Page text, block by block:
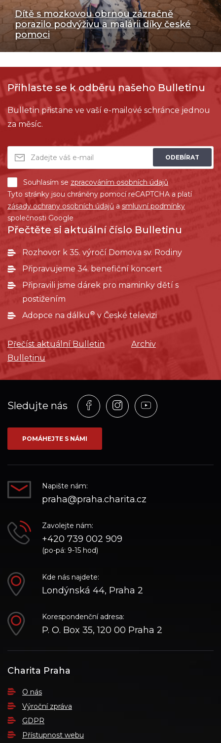
Dítě s mozkovou obrnou zázračně
porazilo podvýživu a malárii díky české
pomoci
Přihlaste se k odběru našeho Bulletinu
Bulletin přistane ve vaší e-mailové schránce jednou
za měsíc.
ODEBÍRAT
Souhlasím se zpracováním osobních údajů
Tyto stránky jsou chráněny pomocí reCAPTCHA a platí
zásady ochrany osobních údajů a smluvní podmínky
společnosti Google
Přečtěte si aktuální číslo Bulletinu
Rozhovor k 35. výročí Domova sv. Rodiny
Připravujeme 34. benefiční koncert
Připravili jsme dárek pro maminky dětí s
postižením
Adopce na dálku ®v České televizi
Přečíst aktuální Bulletin
Archiv
Bulletinu
Sledujte nás
Profil
na
síti_Facebook
Profil
na
Profil
na
POMÁHEJTE S NÁMI
Napište nám:
praha@praha.charita.cz
Zavolejte nám:
+420 739 002 909
(po-pá: 9-15 hod)
Kde nás najdete:
Londýnská 44, Praha 2
Korespondenční adresa:
P. O. Box 35, 120 00 Praha 2
Charita Praha
O nás
Výroční zpráva
GDPR
Přístupnost webu